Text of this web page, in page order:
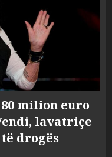
milion euro
lavatriçe
drogës